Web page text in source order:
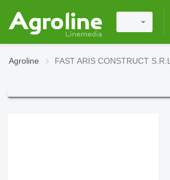
Agroline FAST ARIS CONSTRUCT S.R.L.